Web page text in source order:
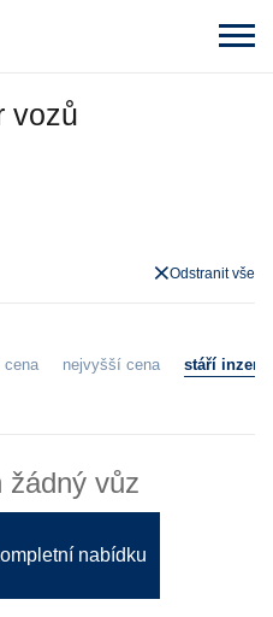
vozů
Odstranit vše
cena nejvyšší cena stáří
žádný vůz
nabídku